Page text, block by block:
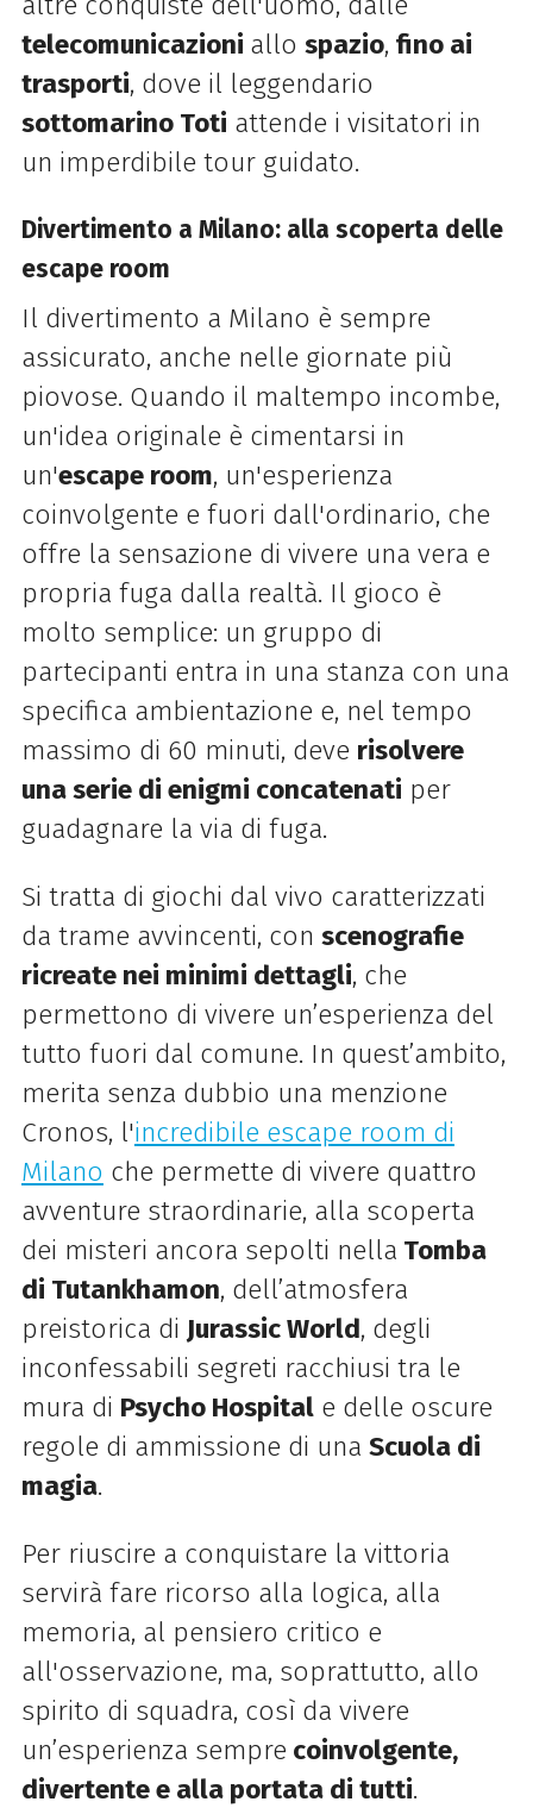
telecomunicazioni allo spazio, fino ai
trasporti, dove il leggendario
sottomarino Toti attende i visitatori in
un imperdibile tour guidato.
Divertimento a Milano: alla scoperta delle
escape room
Il divertimento a Milano è sempre
assicurato, anche nelle giornate più
piovose. Quando il maltempo incombe,
un'idea originale è cimentarsi in
un'escape room, un'esperienza
coinvolgente e fuori dall'ordinario, che
offre la sensazione di vivere una vera e
propria fuga dalla realtà. Il gioco è
molto semplice: un gruppo di
partecipanti entra in una stanza con una
specifica ambientazione e, nel tempo
massimo di 60 minuti, deve risolvere
una serie di enigmi concatenati per
guadagnare la via di fuga.
Si tratta di giochi dal vivo caratterizzati
da trame avvincenti, con scenografie
ricreate nei minimi dettagli, che
permettono di vivere un’esperienza del
tutto fuori dal comune. In quest’ambito,
merita senza dubbio una menzione
Cronos, l'incredibile escape room di
Milano che permette di vivere quattro
avventure straordinarie, alla scoperta
dei misteri ancora sepolti nella Tomba
di Tutankhamon, dell’atmosfera
preistorica di Jurassic World, degli
inconfessabili segreti racchiusi tra le
mura di Psycho Hospitale delle oscure
regole di ammissione di una Scuola di
magia.
Per riuscire a conquistare la vittoria
servirà fare ricorso alla logica, alla
memoria, al pensiero critico e
all'osservazione, ma, soprattutto, allo
spirito di squadra, così da vivere
un’esperienza sempre coinvolgente,
divertente e alla portata di tutti.